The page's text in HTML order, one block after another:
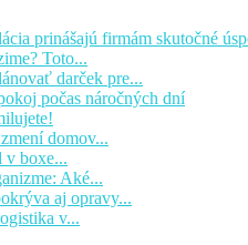
prinášajú firmám skutočné
Toto...
darček pre...
počas náročných dní
domov...
v boxe...
Aké...
aj opravy...
v...